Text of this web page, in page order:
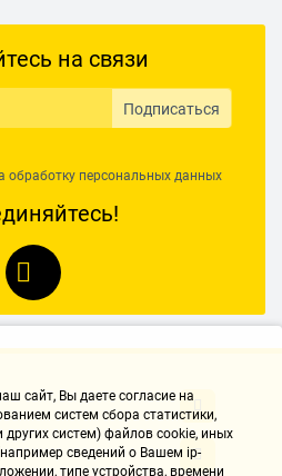
6 ГБ ОЗУ 8 ГБ ОЗУ
Женские телефоны
на Android
Смартфоны до 20 000 р
Влагозащитный с WI-FI
с поддержкой сетей 5G
на связи
Подписаться
обработку персональных данных
cайт, Вы даете согласие на
систем сбора статистики,
систем) файлов cookie, иных
сведений о Вашем ip-
типе устройства, времени